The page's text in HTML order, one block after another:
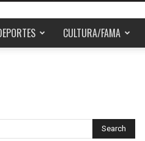
CULTURA/FAMA